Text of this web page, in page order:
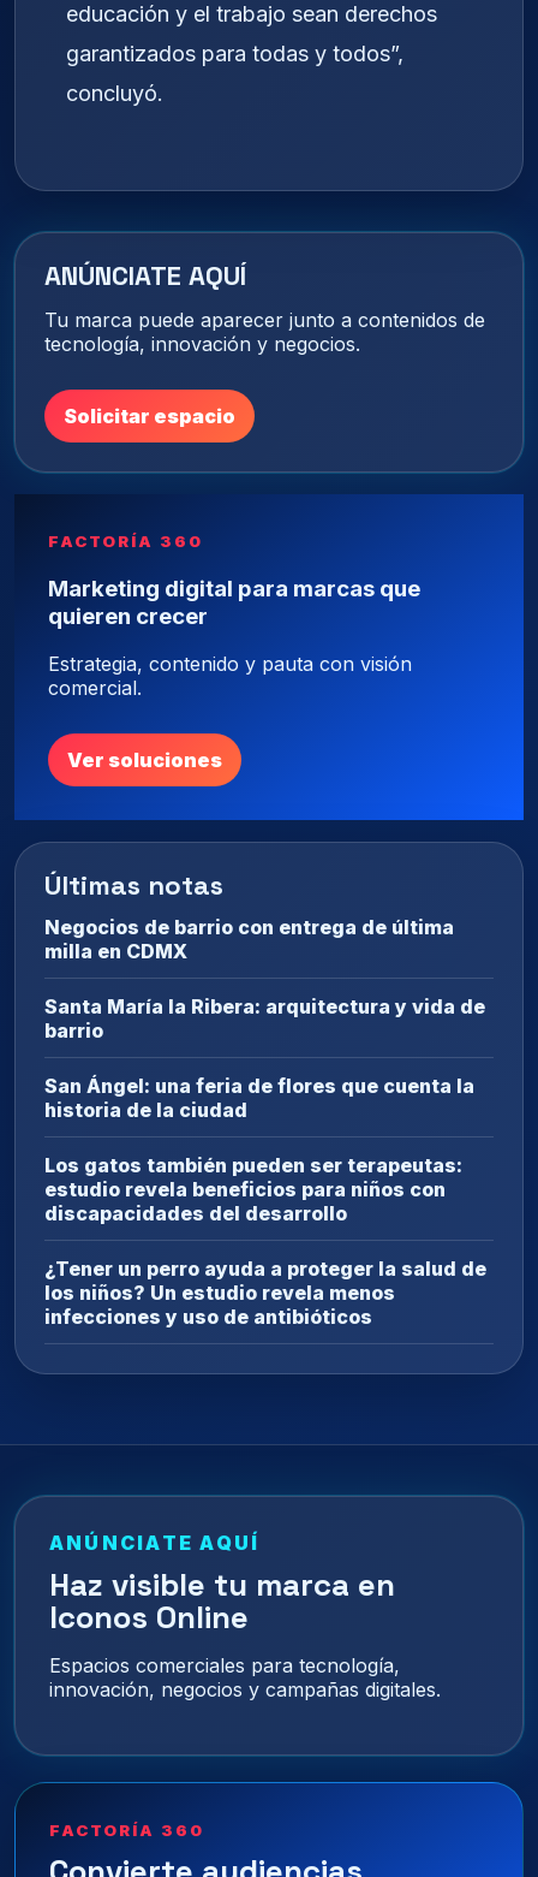
educación y el trabajo sean derechos
garantizados para todas y todos”,
concluyó.
ANÚNCIATE AQUÍ
Tu marca puede aparecer junto a contenidos de
tecnología, innovación y negocios.
Solicitar espacio
FACTORÍA 360
Marketing digital para marcas que
quieren crecer
Estrategia, contenido y pauta con visión
comercial.
Ver soluciones
Últimas notas
Negocios de barrio con entrega de última
milla en CDMX
Santa María la Ribera: arquitectura y vida de
barrio
San Ángel: una feria de flores que cuenta la
historia de la ciudad
Los gatos también pueden ser terapeutas:
estudio revela beneficios para niños con
discapacidades del desarrollo
¿Tener un perro ayuda a proteger la salud de
los niños? Un estudio revela menos
infecciones y uso de antibióticos
ANÚNCIATE AQUÍ
Haz visible tu marca en
Iconos Online
Espacios comerciales para tecnología,
innovación, negocios y campañas digitales.
FACTORÍA 360